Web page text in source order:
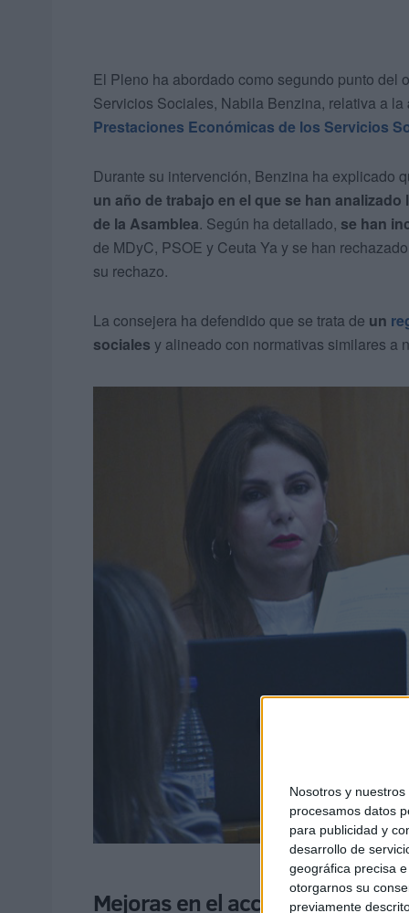
Nosotros y nuestros
procesamos datos
para publicidad y
desarrollo de
geográfica precisa
otorgarnos su
previamente
El Pleno ha abordado como segundo punto
Servicios Sociales, Nabila Benzina, relativa a la
Prestaciones Económicas de los Servicios
Durante su intervención, Benzina ha explicado
un año de trabajo en el que se han
de la Asamblea. Según ha detallado, se han
de MDyC, PSOE y Ceuta Ya y se han
su rechazo.
La consejera ha defendido que se trata de un
sociales y alineado con normativas similares a
Mejoras en el acceso y